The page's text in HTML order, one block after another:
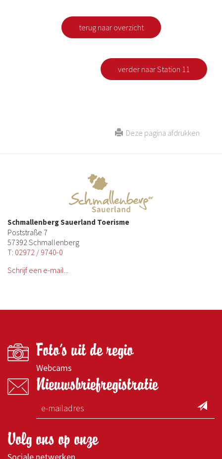
terug naar overzicht
verder naar Station 11
Deze pagina afdrukken
Schmallenberg Sauerland Toerisme
Poststraße 7
57392 Schmallenberg
T: 02972 / 9740-0
Schrijf een e-mail...
Foto's uit de regio
Webcams
Nieuwsbriefregistratie
Volg ons op onze
Sociale netwerken